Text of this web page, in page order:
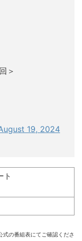
＞
19, 2024
ト
の番組表にてご確認くださ